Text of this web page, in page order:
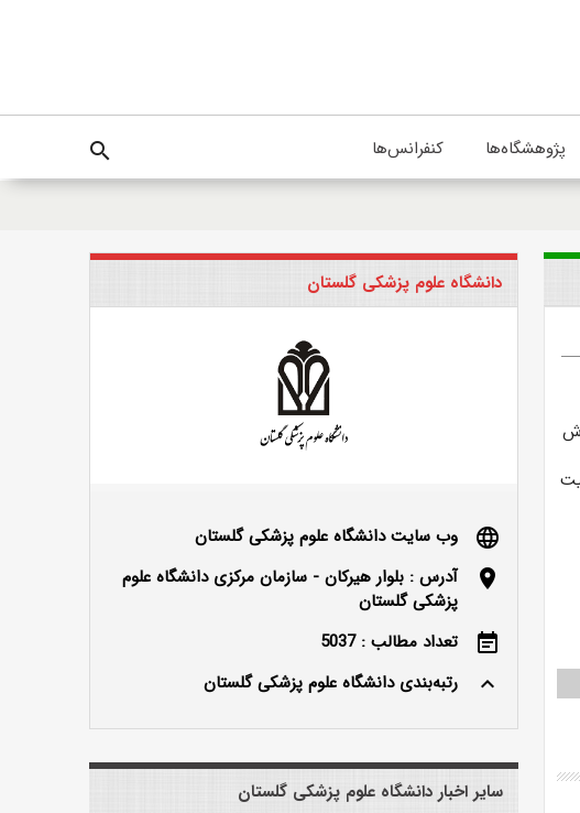
پژوهشگاه‌ها کنفرانس‌ها search
دانشگاه علوم پزشکی گلستان
language
وب سایت دانشگاه علوم پزشکی گلستان
location_on
آدرس : بلوار هیرکان - سازمان مرکزی دانشگاه علوم
پزشکی گلستان
event_note
تعداد مطالب : 5037
keyboard_arrow_up
رتبه‌بندی دانشگاه علوم پزشکی گلستان
سایر اخبار دانشگاه علوم پزشکی گلستان